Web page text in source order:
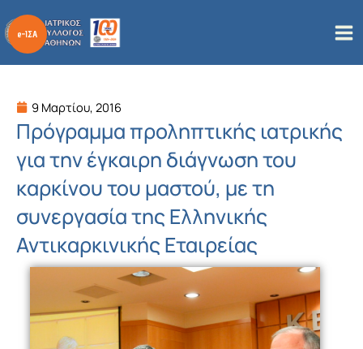
στο
περιεχόμενο
9 Μαρτίου, 2016
Πρόγραμμα προληπτικής ιατρικής
για την έγκαιρη διάγνωση του
καρκίνου του μαστού, με τη
συνεργασία της Ελληνικής
Αντικαρκινικής Εταιρείας